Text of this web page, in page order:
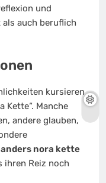
und
auch beruflich
kursieren
Kette“. Manche
andere glauben,
nora kette
ihren Reiz noch